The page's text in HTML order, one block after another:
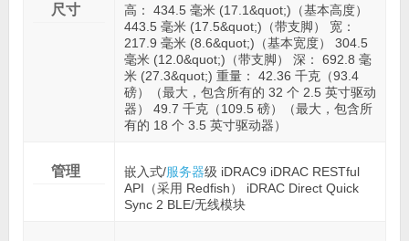
尺寸
高： 434.5 毫米 (17.1&quot;)（基本高度）
443.5 毫米 (17.5&quot;)（带支脚） 宽：
217.9 毫米 (8.6&quot;)（基本宽度） 304.5
毫米 (12.0&quot;)（带支脚） 深： 692.8 毫
米 (27.3&quot;) 重量： 42.36 千克（93.4
磅）（最大，包含所有的 32 个 2.5 英寸驱动
器） 49.7 千克（109.5 磅）（最大，包含所
有的 18 个 3.5 英寸驱动器）
管理 嵌入式/服务器级 iDRAC9 iDRAC RESTful
API（采用 Redfish） iDRAC Direct Quick
Sync 2 BLE/无线模块